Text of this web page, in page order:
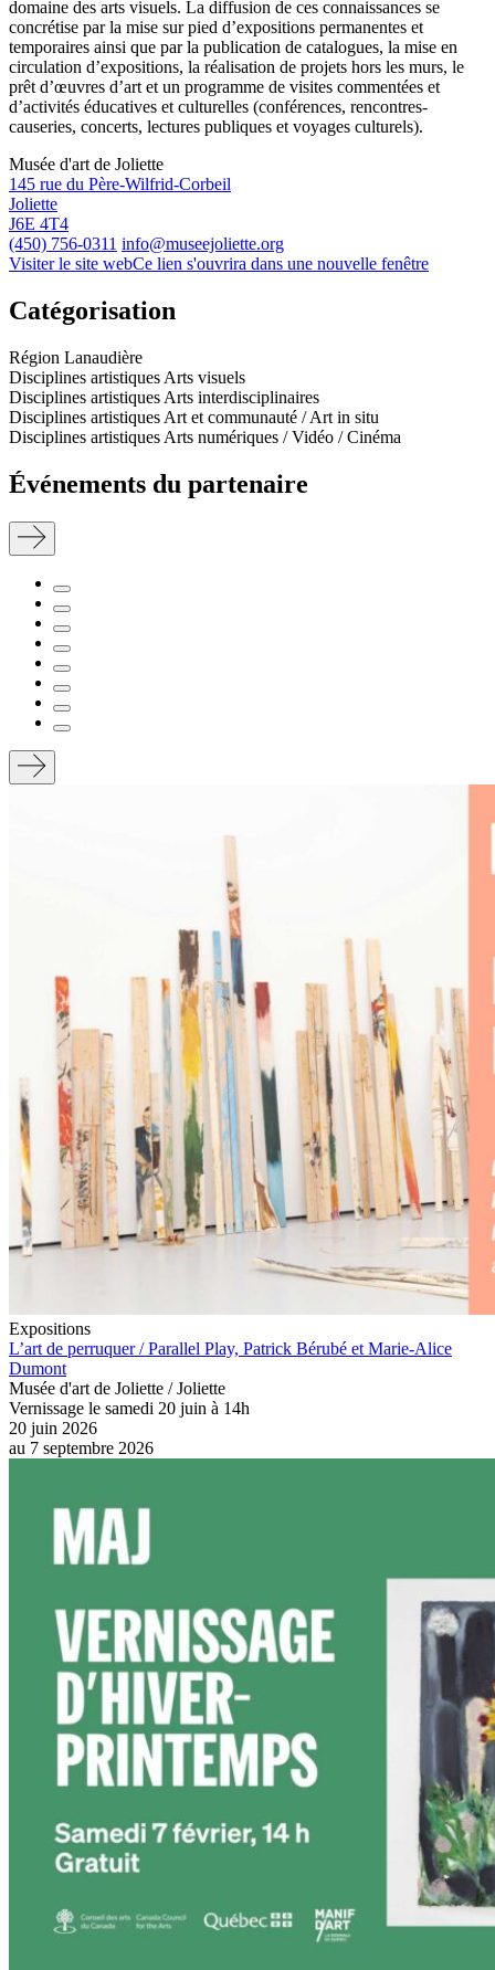
domaine des arts visuels. La diffusion de ces connaissances se
concrétise par la mise sur pied d’expositions permanentes et
temporaires ainsi que par la publication de catalogues, la mise en
circulation d’expositions, la réalisation de projets hors les murs, le
prêt d’œuvres d’art et un programme de visites commentées et
d’activités éducatives et culturelles (conférences, rencontres-
causeries, concerts, lectures publiques et voyages culturels).
Musée d'art de Joliette
145 rue du Père-Wilfrid-Corbeil
Joliette
J6E 4T4
(450) 756-0311 info@museejoliette.org
Visiter le site webCe lien s'ouvrira dans une nouvelle fenêtre
Catégorisation
Région Lanaudière
Disciplines artistiques Arts visuels
Disciplines artistiques Arts interdisciplinaires
Disciplines artistiques Art et communauté / Art in situ
Disciplines artistiques Arts numériques / Vidéo / Cinéma
Événements du partenaire
Expositions
L’art de perruquer / Parallel Play​, Patrick Bérubé et Marie-Alice
Dumont
Musée d'art de Joliette / Joliette
Vernissage le samedi 20 juin à 14h
20 juin 2026
au 7 septembre 2026